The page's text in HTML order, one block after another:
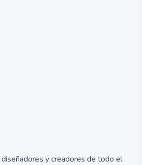
y creadores de todo el